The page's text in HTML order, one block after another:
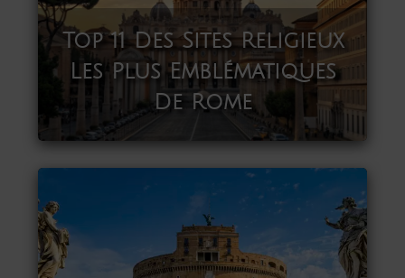
Top 11 Des Sites Religieux
Les Plus Emblématiques
De Rome